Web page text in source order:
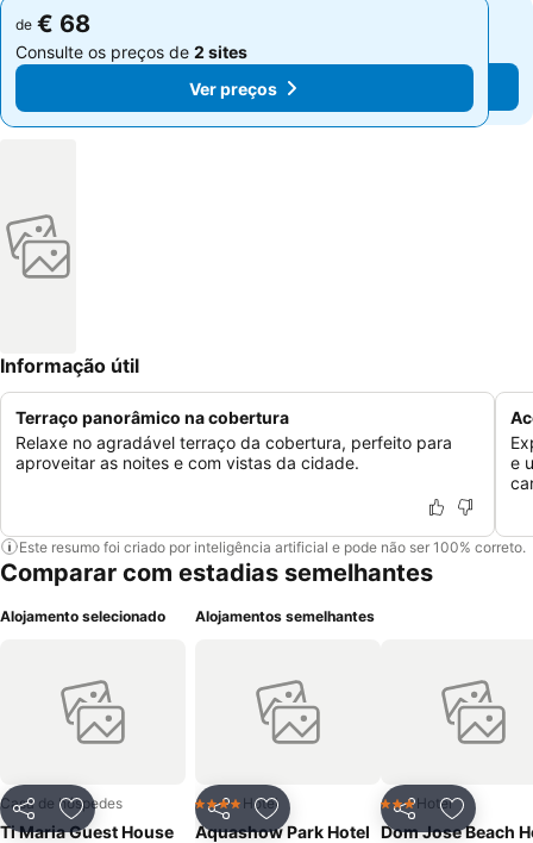
de € 68
Consulte os preços de 2 sites
Ver preços
de € 68
Consulte os preços de 2 sites
Ver preços
Informação útil
Terraço panorâmico na cobertura
Relaxe no agradável terraço da cobertura, perfeito para
aproveitar as noites e com vistas da cidade.
e
Este resumo foi criado por inteligência artificial e pode não ser 100% correto.
Comparar com estadias semelhantes
Alojamento selecionado
PartilharAdicionar aos favoritos
Casa de hóspedes
Ti Maria Guest House
Alojamentos semelhantes
PartilharAdicionar aos favoritos
4 EstrelasHotel
Aquashow Park Hotel
Partilhar
3 Estrelas
Hotel
Dom Jose Beach